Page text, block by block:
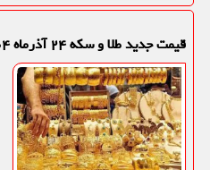
قیمت جدید طلا و سکه ۲۴ آذرماه ۱۴۰۴